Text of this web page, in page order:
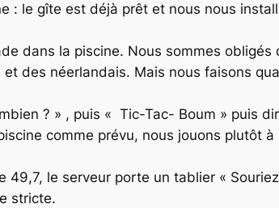
: le gîte est déjà prêt et nous nous
dans la piscine. Nous sommes obligés
des néerlandais. Mais nous faisons
? » , puis « Tic-Tac- Boum » puis
comme prévu, nous jouons plutôt à
le serveur porte un tablier «
stricte.